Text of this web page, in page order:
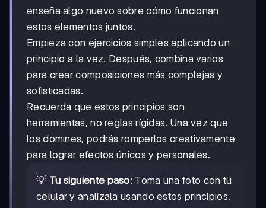
enseña algo nuevo sobre cómo funcionan
estos elementos juntos.
Empieza con ejercicios simples aplicando un
principio a la vez. Después, combina varios
para crear composiciones más complejas y
sofisticadas.
Recuerda que estos principios son
herramientas, no reglas rígidas. Una vez que
los domines, podrás romperlos creativamente
para lograr efectos únicos y personales.
💡 Tu siguiente paso: Toma una foto con tu
celular y analízala usando estos principios.